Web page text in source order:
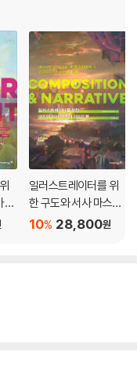
이
일러스트레이터를 위
한 구도와 서사 마스터
가이드북 : COMPOSI
28,800원
10%